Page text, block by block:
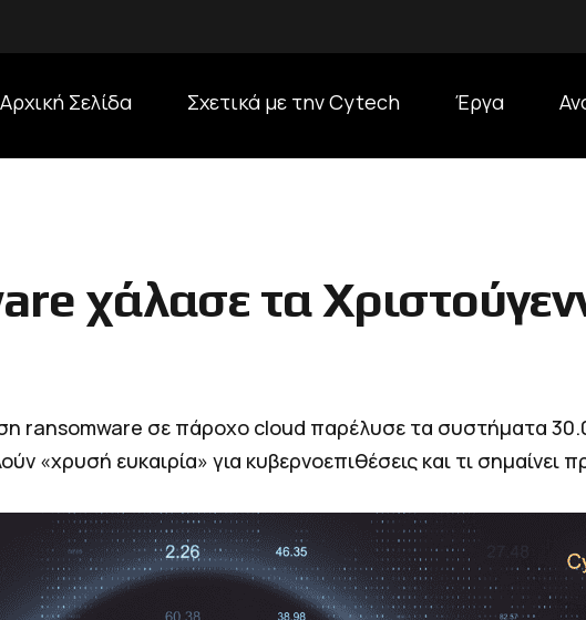
Αρχική Σελίδα Σχετικά με την Cytech Έργα
χάλασε τα
ransomware σε πάροχο cloud παρέλυσε τα συστήματα
«χρυσή ευκαιρία» για κυβερνοεπιθέσεις και τι σημαίνει